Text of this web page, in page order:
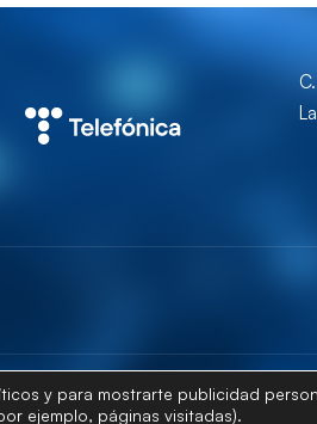
© Universidad de Las Palmas de
y para mostrarte publicidad
ejemplo, páginas visitadas).